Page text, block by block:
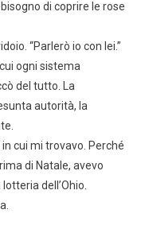
di coprire le rose
“Parlerò io con lei.”
ogni sistema
del tutto. La
autorità, la
cui mi trovavo. Perché
di Natale, avevo
dell’Ohio.